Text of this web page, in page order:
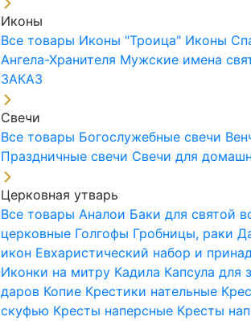
Иконы
Все товары Иконы "Троица" Иконы
Ангела-Хранителя Мужские имена
ЗАКАЗ
Свечи
Все товары Богослужебные свечи
Праздничные свечи Свечи для
Церковная утварь
Все товарыАналои Баки для святой
церковные Голгофы Гробницы, раки
икон Евхаристический набор и
Иконки на митру Кадила Капсула для
даров Копие Крестики нательные
скуфью Кресты наперсные Кресты